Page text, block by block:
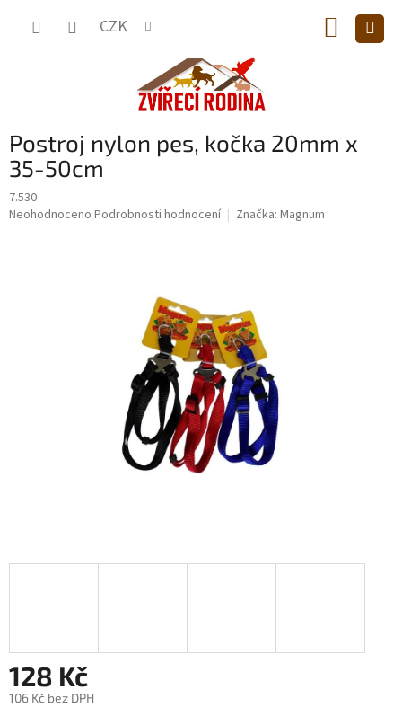
CZK
KOŠÍK
Postroj nylon pes, kočka 20mm x
35-50cm
7.530
Průměrné
Neohodnoceno Podrobnosti hodnocení Značka: Magnum
128 Kč
106 Kč bez DPH